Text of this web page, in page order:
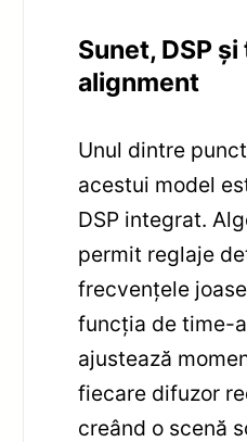
Sunet, DSP
alignment
Unul dintre
acestui model
DSP integrat.
permit reglaje
frecvențele
funcția de time-
ajustează
fiecare difuzor
creând o scenă